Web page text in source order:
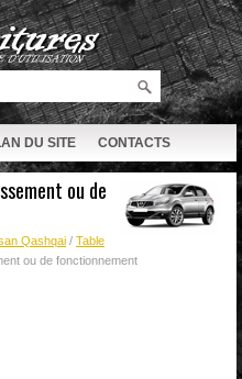
DU SITE CONTACTS
ou de
Qashqai / Table
ou de fonctionnement